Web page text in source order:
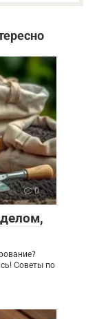
0
Советы по